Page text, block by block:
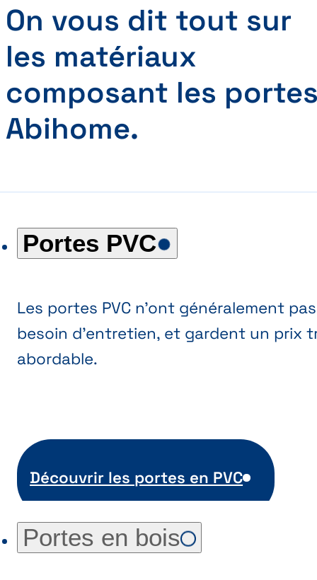
On vous dit tout sur
les matériaux
composant les
Abihome.
Portes PVC
Les portes PVC n'ont généralement pas
besoin d'entretien, et gardent un prix
abordable.
Découvrir les portes en PVC
Portes en bois